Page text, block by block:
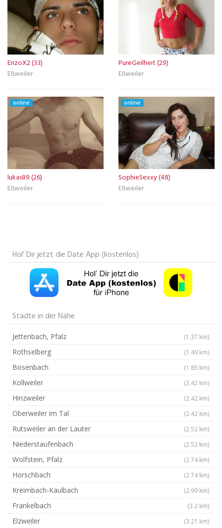
EnzoX2 (33)
Eßweiler
PureGeilheit (29)
Eßweiler
online
lukas89 (26)
Eßweiler
online
SophieSexxy (48)
Eßweiler
Hol‘ Dir jetzt die Date App (kostenlos)
Städte in der Nähe
Jettenbach, Pfalz (1.37 km)
Rothselberg (1.49 km)
Bosenbach (1.85 km)
Kollweiler (2.42 km)
Hinzweiler (2.42 km)
Oberweiler im Tal (2.42 km)
Rutsweiler an der Lauter (2.52 km)
Niederstaufenbach (2.52 km)
Wolfstein, Pfalz (2.74 km)
Horschbach (2.74 km)
Kreimbach-Kaulbach (2.99 km)
Frankelbach (3.2 km)
Elzweiler (3.21 km)